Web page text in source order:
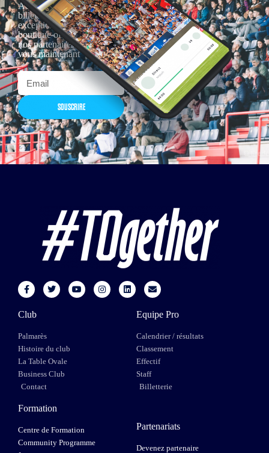
Actualités, nouveautés,
billetterie, remises
exceptionnelles dans la
boutique officielles & chez
nos partenaires… Inscrivez-
vous maintenant
SOUSCRIRE
Club
Palmarès
Histoire du club
La Table Ovale
Business Club
Contact
Equipe Pro
Calendrier / résultats
Classement
Effectif
Staff
Billetterie
Formation
Centre de Formation
Community Programme
Partenariats
Devenez partenaire